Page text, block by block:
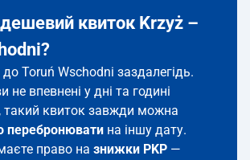
квиток Krzyż –
до Toruń Wschodni заздалегідь.
не впевнені у дні та годині
такий квиток завжди можна
перебронювати на іншу дату.
право на знижки PKP —